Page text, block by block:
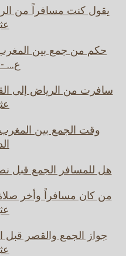
يقول كنت مسافراً من
حكم من جمع بين
ع... -
سافرت من الرياض إلى
وقت الجمع بين المغرب
هل للمسافر الجمع قبل
من كان مسافراً وأخر
جواز الجمع والقصر قبل